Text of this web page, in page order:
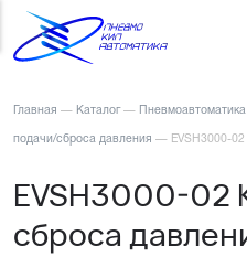
Главная — Каталог — Пневмоавтоматика
подачи/сброса давления — EVSH3000-
EVSH3000-02
сброса